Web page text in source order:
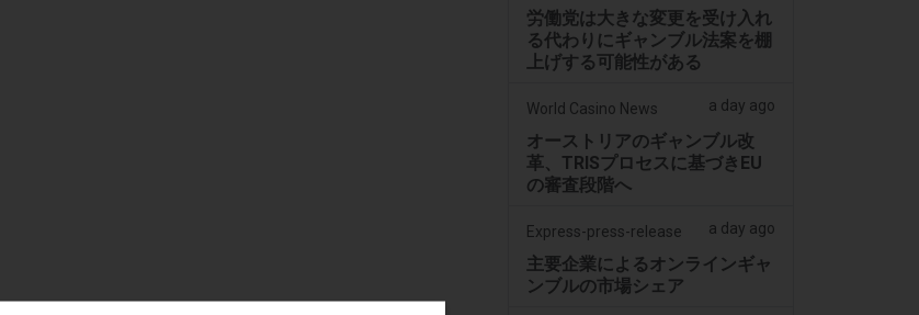
労働党は大きな変更を受け入れ
る代わりにギャンブル法案を棚
上げする可能性がある
World Casino News a day ago
オーストリアのギャンブル改
革、TRISプロセスに基づきEU
の審査段階へ
Express-press-release a day ago
主要企業によるオンラインギャ
ンブルの市場シェア